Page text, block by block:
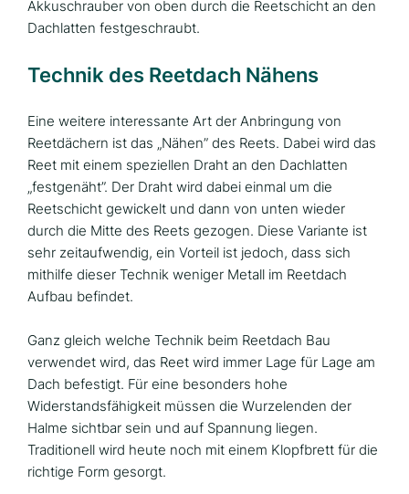
Akkuschrauber von oben durch die Reetschicht an den
Dachlatten festgeschraubt.
Technik des Reetdach Nähens
Eine weitere interessante Art der Anbringung von
Reetdächern ist das „Nähen” des Reets. Dabei wird das
Reet mit einem speziellen Draht an den Dachlatten
„festgenäht”. Der Draht wird dabei einmal um die
Reetschicht gewickelt und dann von unten wieder
durch die Mitte des Reets gezogen. Diese Variante ist
sehr zeitaufwendig, ein Vorteil ist jedoch, dass sich
mithilfe dieser Technik weniger Metall im Reetdach
Aufbau befindet.
Ganz gleich welche Technik beim Reetdach Bau
verwendet wird, das Reet wird immer Lage für Lage am
Dach befestigt. Für eine besonders hohe
Widerstandsfähigkeit müssen die Wurzelenden der
Halme sichtbar sein und auf Spannung liegen.
Traditionell wird heute noch mit einem Klopfbrett für die
richtige Form gesorgt.